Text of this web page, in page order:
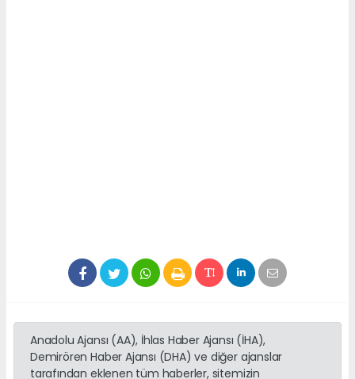
Anadolu Ajansı (AA), İhlas Haber Ajansı (İHA),
Demirören Haber Ajansı (DHA) ve diğer ajanslar
tarafından eklenen tüm haberler, sitemizin